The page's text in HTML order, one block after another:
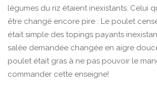
légumes du riz étaient inexistants. Celui
être changé encore pire : Le poulet
était simple des topings payants
salée demandée changée en aigre
poulet était gras à ne pas pouvoir le
commander cette enseigne!